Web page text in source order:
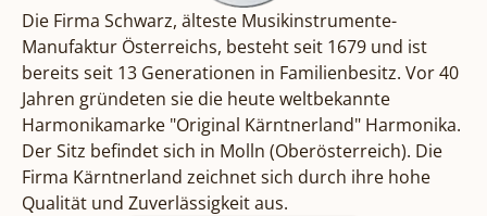
Die Firma Schwarz, älteste Musikinstrumente-
Manufaktur Österreichs, besteht seit 1679 und ist
bereits seit 13 Generationen in Familienbesitz. Vor 40
Jahren gründeten sie die heute weltbekannte
Harmonikamarke "Original Kärntnerland" Harmonika.
Der Sitz befindet sich in Molln (Oberösterreich). Die
Firma Kärntnerland zeichnet sich durch ihre hohe
Qualität und Zuverlässigkeit aus.